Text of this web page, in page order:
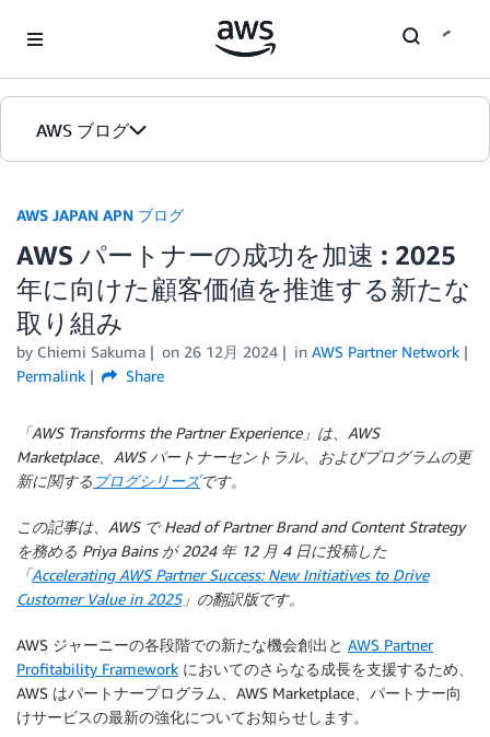
AWS ブログ
カテゴリ
エディション
AWS JAPAN APN ブログ
AWS パートナーの成功を加速 : 2025
年に向けた顧客価値を推進する新たな
取り組み
by Chiemi Sakuma on 26 12月 2024 in AWS Partner Network
Permalink
Share
「AWS Transforms the Partner Experience」は、AWS
Marketplace、AWS パートナーセントラル、およびプログラムの更
新に関する ブログシリーズです。
この記事は、AWS で Head of Partner Brand and Content Strategy
を務める Priya Bains が 2024 年 12 月 4 日に投稿した
「Accelerating AWS Partner Success: New Initiatives to Drive
Customer Value in 2025」の翻訳版です。
AWS ジャーニーの各段階での新たな機会創出と AWS Partner
Profitability Framework においてのさらなる成長を支援するため、
AWS はパートナープログラム、AWS Marketplace、パートナー向
けサービスの最新の強化についてお知らせします。